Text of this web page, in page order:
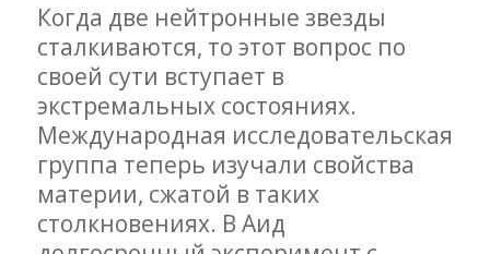
Когда две нейтронные звезды
сталкиваются, то этот вопрос по
своей сути вступает в
экстремальных состояниях.
Международная исследовательская
группа теперь изучали свойства
материи, сжатой в таких
столкновениях. В Аид